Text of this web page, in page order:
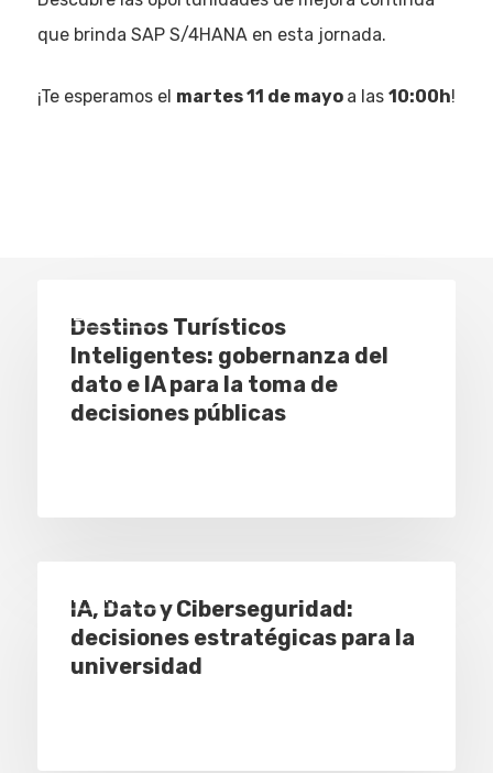
que brinda SAP S/4HANA en esta jornada.
¡Te esperamos el martes 11 de mayo a las 10:00h!
Eventos
Destinos Turísticos
Inteligentes: gobernanza del
dato e IA para la toma de
decisiones públicas
Eventos
IA, Dato y Ciberseguridad:
decisiones estratégicas para la
universidad